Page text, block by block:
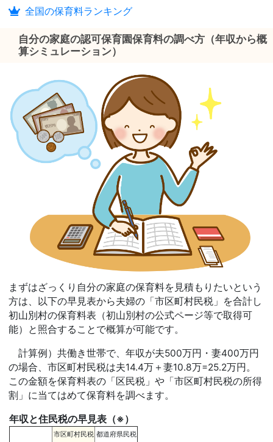
全国の保育料ランキング
自分の家庭の認可保育園保育料の調べ方（年収から概
算シミュレーション）
まずはざっくり自分の家庭の保育料を見積もりたいという
方は、以下の早見表から夫婦の「市区町村民税」を合計し
初山別村の保育料表（初山別村の公式ページ等で取得可
能）と照合することで概算が可能です。
計算例）共働き世帯で、年収が夫500万円・妻400万円
の場合、市区町村民税は夫14.4万＋妻10.8万=25.2万円。
この金額を保育料表の「区民税」や「市区町村民税の所得
割」に当てはめて保育料を調べます。
年収と住民税の早見表（※）
市区町村民税 都道府県民税